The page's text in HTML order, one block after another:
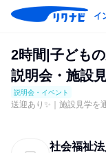
イ
2時間|子ども
説明会・施設
説明会・イベント
送迎あり✨｜施設見学を
社会福祉